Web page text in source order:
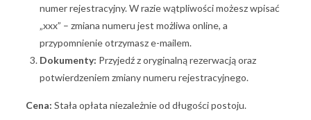
numer rejestracyjny. W razie wątpliwości możesz wpisać
„xxx” – zmiana numeru jest możliwa online, a
przypomnienie otrzymasz e-mailem.
Dokumenty: Przyjedź z oryginalną rezerwacją oraz
potwierdzeniem zmiany numeru rejestracyjnego.
Cena: Stała opłata niezależnie od długości postoju.